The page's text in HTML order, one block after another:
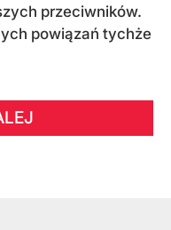
przeciwników.
powiązań tychże